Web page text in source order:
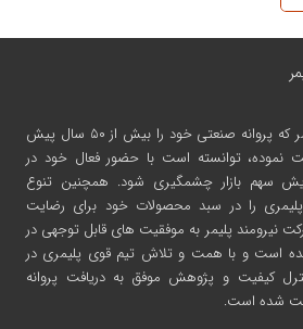
که پروانه صنعتی خود را بیش از ۵۰ سال پیش
نموده، توانسته است با حضور فعال خود در
سهم بازار چشمگیری شود. همچنین تنوع
را در سبد محصولات خود برای رضایت
نیرومند پلیمر به موفقیت های قابل توجهی در
است و با همت و تلاش تیم قوی پلیمری در
کیفیت و پژوهش موفق به دریافت پروانه
شده است.